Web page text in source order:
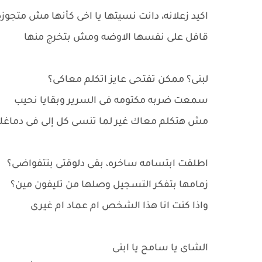
اكيد زعلانه، دانت نسيتها يا اخى كأنها مش
قافل على نفسها الاوضه ومش بتخرج منها
لبنى؟ ممكن تفتحى عايز اتكلم معاكى؟
سمعت ضربه مكتومه فى السرير وبقايا نحيب
مش هتكلم معاك غير لما تنسى كل إلى فى
اطلقت ابتسامه ساخره، بقى دلوقتى بتتفواضى؟
زمامها بتفكر التسجيل وصلها من تليفون مين؟
واذا كنت انا هذا الشخص ام عماد ام غيرى
الشاى يا سامح يا ابنى